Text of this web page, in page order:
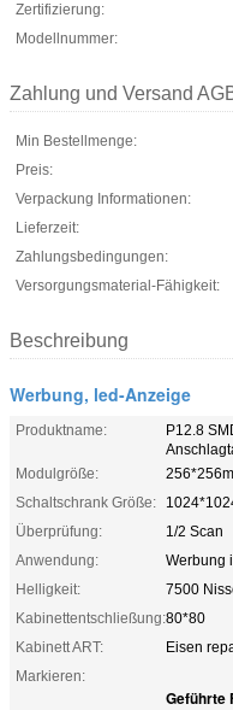
Zertifizierung:
Modellnummer:
Zahlung und Versand
Min Bestellmenge:
Preis:
Verpackung Informationen:
Lieferzeit:
Zahlungsbedingungen:
Versorgungsmaterial-Fähigkeit:
Beschreibung
Werbung, led-Anzeige
Produktname:
P12.8
Modulgröße:
Schaltschrank Größe:
Überprüfung:
1/2 Scan
Anwendung:
Werbung
Helligkeit:
7500
Kabinettentschließung:80*80
Kabinett ART:
Eisen
Markieren:
Geführte